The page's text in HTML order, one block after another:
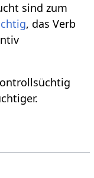
sind zum
, das Verb